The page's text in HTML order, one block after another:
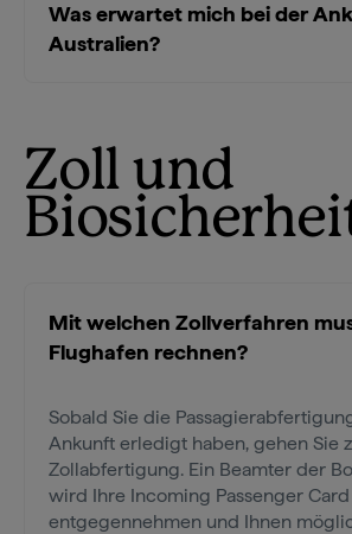
Was erwartet mich bei der
Australien?
Zoll und
Mit welchen Zollverfahren
Flughafen rechnen?
Sobald Sie die
Ankunft erledigt haben, gehen Sie
Zollabfertigung. Ein Beamter der
wird Ihre Incoming Passenger Card
entgegennehmen und Ihnen